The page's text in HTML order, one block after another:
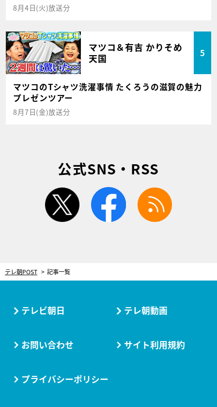
8月4日(火)放送分
マツコ＆有吉 かりそめ
天国
5
マツコのTシャツ洗濯事情 たくろうの滋賀の魅力
プレゼンツアー
8月7日(金)放送分
公式SNS・RSS
twitter facebook
テレ朝POST 記事一覧
テレビ朝日 テレ朝動画
お問い合わせ サイト利用規約
プライバシーポリシー